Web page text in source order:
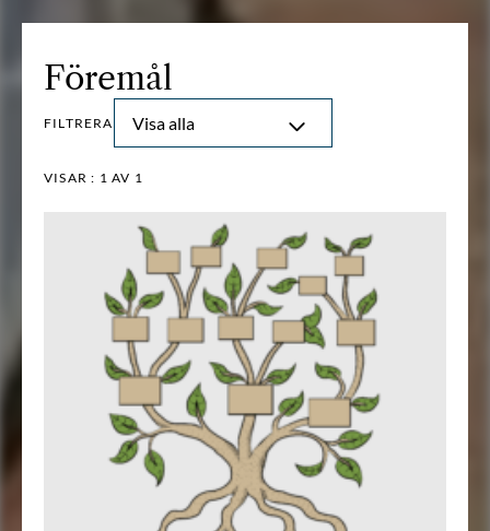
Föremål
FILTRERA Visa alla
VISAR : 1 AV 1